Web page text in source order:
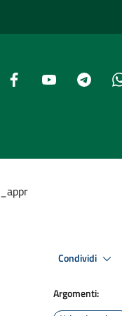
Condividi
Argomenti: